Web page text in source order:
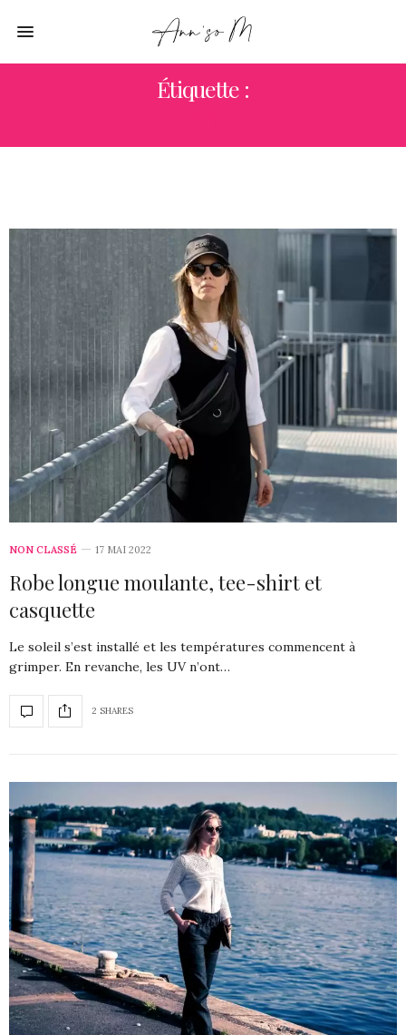
Étiquette :
NON CLASSÉ 17 MAI 2022
Robe longue moulante, tee-shirt et
casquette
Le soleil s’est installé et les températures commencent à
grimper. En revanche, les UV n’ont…
2 SHARES